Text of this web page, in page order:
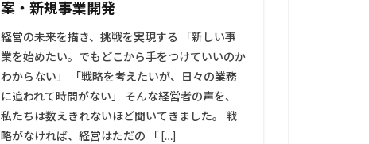
案・新規事業開発
経営の未来を描き、挑戦を実現する 「新しい事
業を始めたい。でもどこから手をつけていいのか
わからない」 「戦略を考えたいが、日々の業務
に追われて時間がない」 そんな経営者の声を、
私たちは数えきれないほど聞いてきました。 戦
略がなければ、経営はただの 「 […]